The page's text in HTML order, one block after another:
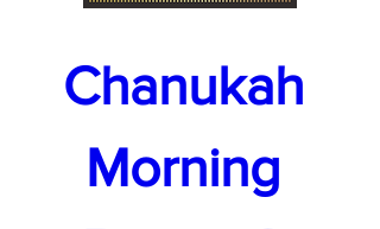
Chanukah
Morning